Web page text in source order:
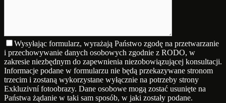
Wysyłając formularz, wyrażają Państwo zgodę na przetwarzanie
i przechowywanie danych osobowych zgodnie z RODO, w
zakresie niezbędnym do zapewnienia niezobowiązującej konsultacji.
Informacje podane w formularzu nie będą przekazywane stronom
trzecim i zostaną wykorzystane wyłącznie na potrzeby strony
Exkluzivní fotoobrazy. Dane osobowe mogą zostać usunięte na
Państwa żądanie w taki sam sposób, w jaki zostały podane.